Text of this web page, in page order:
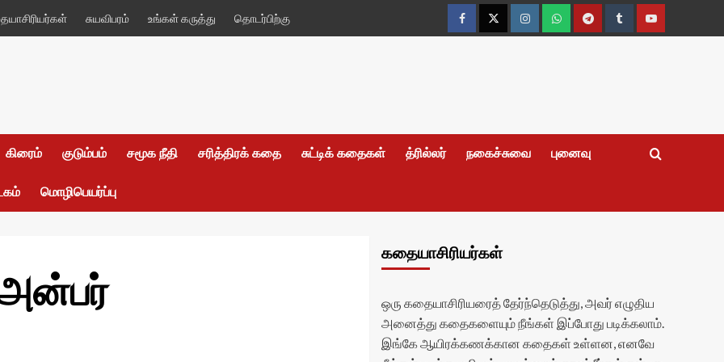
சுயவிபரம் உங்கள் கருத்து தொடர்பிற்கு
FacebookTwitterInstagramWhatsappTelegramTumblrYouTube
கிரைம் குடும்பம் சமூக நீதி சரித்திரக் கதை சுட்டிக் கதைகள் த்ரில்லர் நகைச்சுவை புனைவு
மொழிபெயர்ப்பு
கதையாசிரியர்கள்
ஒரு கதையாசிரியரைத் தேர்ந்தெடுத்து, அவர் எழுதிய
அனைத்து கதைகளையும் நீங்கள் இப்போது படிக்கலாம்.
இங்கே ஆயிரக்கணக்கான கதைகள் உள்ளன, எனவே